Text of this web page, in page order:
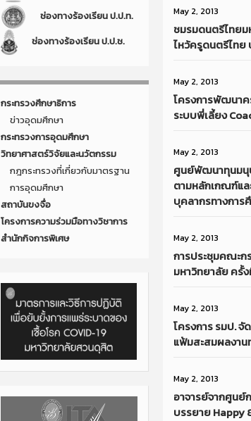
ช่องทางร้องเรียน ป.ป.ท.
ช่องทางร้องเรียน ป.ป.ช.
กระทรวงศึกษาธิการ
ข่าวอุดมศึกษา
กระทรวงการอุดมศึกษา
วิทยาศาสตร์วิจัยและนวัตกรรม
กฎกระทรวงที่เกี่ยวกับมาตรฐาน
การอุดมศึกษา
สถาบันขงจื่อ
โครงการความร่วมมือทางวิชาการ
สำนักกิจการพิเศษ
May 2, 2013
ชมรมดนตรีไทย
ไหว้ครูดนตรีไทย
May 2, 2013
โครงการพัฒนาค
ระบบพี่เลี้ยง
May 2, 2013
ศูนย์พัฒนาทุนมนุ
ตามหลักเกณฑ์แล
บุคลากรทางการ
May 2, 2013
การประชุมคณะก
มหาวิทยาลัย ครั้
May 2, 2013
โครงการ รมป. จั
แฟ้มสะสมผลงาน
May 2, 2013
อาจารย์จากศูนย์
บรรยาย Happy